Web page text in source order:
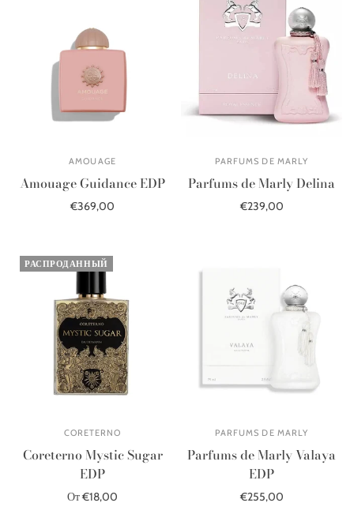
AMOUAGE
Amouage Guidance EDP
€369,00
PARFUMS DE MARLY
Parfums de Marly Delina
€239,00
РАСПРОДАННЫЙ
CORETERNO
Coreterno Mystic Sugar
EDP
От €18,00
PARFUMS DE MARLY
Parfums de Marly Valaya
EDP
€255,00